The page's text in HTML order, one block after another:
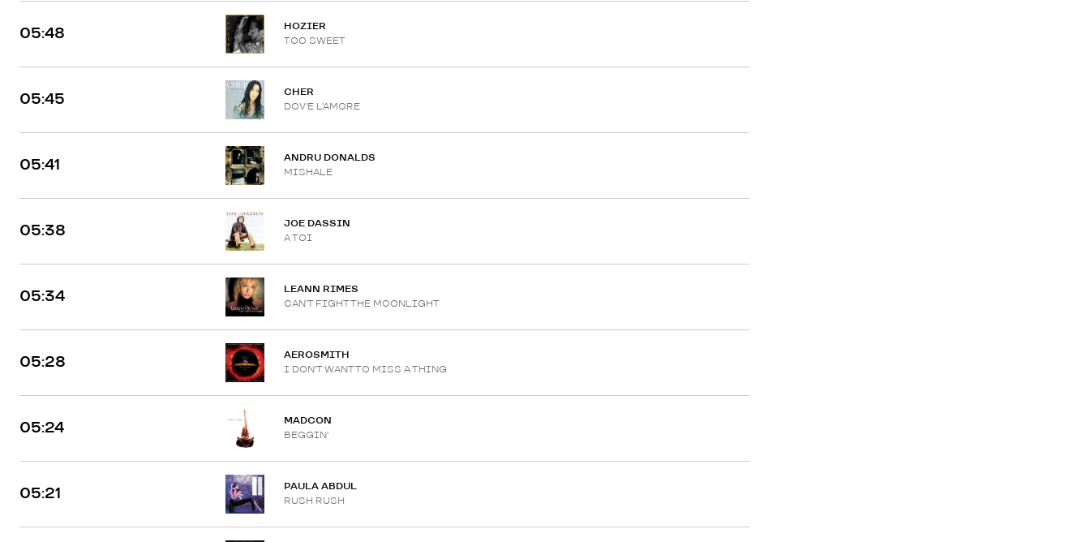
05:48
HOZIER
TOO SWEET
05:45
CHER
DOV'E L'AMORE
05:41
ANDRU DONALDS
MISHALE
05:38
JOE DASSIN
A TOI
05:34
LEANN RIMES
CAN'T FIGHT THE MOONLIGHT
05:28
AEROSMITH
I DON'T WANT TO MISS A THING
05:24
MADCON
BEGGIN'
05:21
PAULA ABDUL
RUSH RUSH